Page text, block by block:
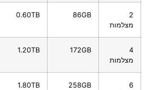
2
מצלמות
86GB
0.60TB
4
מצלמות
172GB
1.20TB
6
258GB
1.80TB